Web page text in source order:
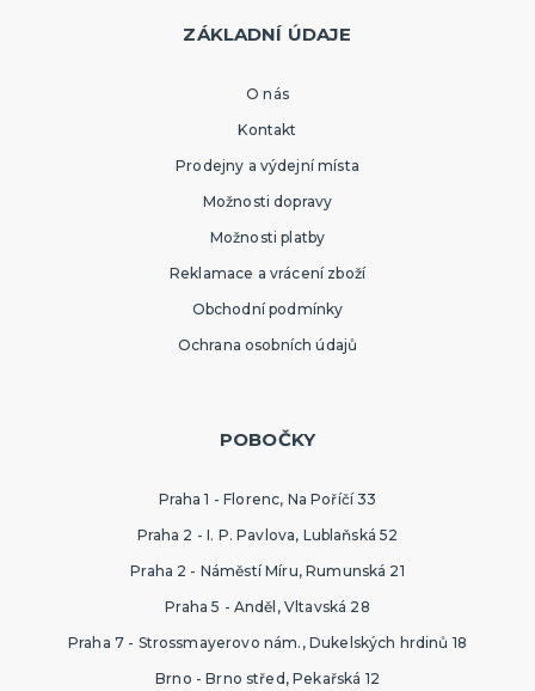
ZÁKLADNÍ ÚDAJE
O nás
Kontakt
Prodejny a výdejní místa
Možnosti dopravy
Možnosti platby
Reklamace a vrácení zboží
Obchodní podmínky
Ochrana osobních údajů
POBOČKY
Praha 1 - Florenc, Na Poříčí 33
Praha 2 - I. P. Pavlova, Lublaňská 52
Praha 2 - Náměstí Míru, Rumunská 21
Praha 5 - Anděl, Vltavská 28
Praha 7 - Strossmayerovo nám., Dukelských hrdinů 18
Brno - Brno střed, Pekařská 12